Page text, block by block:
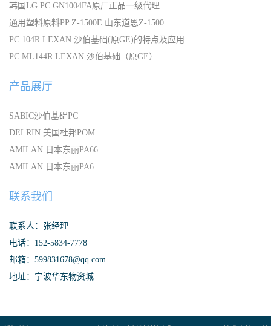
韩国LG PC GN1004FA原厂正品一级代理
通用塑料原料PP Z-1500E 山东道恩Z-1500
PC 104R LEXAN 沙伯基础(原GE)的特点及应用
PC ML144R LEXAN 沙伯基础（原GE）
产品展厅
SABIC沙伯基础PC
DELRIN 美国杜邦POM
AMILAN 日本东丽PA66
AMILAN 日本东丽PA6
联系我们
联系人：张经理
电话：152-5834-7778
邮箱：599831678@qq.com
地址：宁波华东物资城